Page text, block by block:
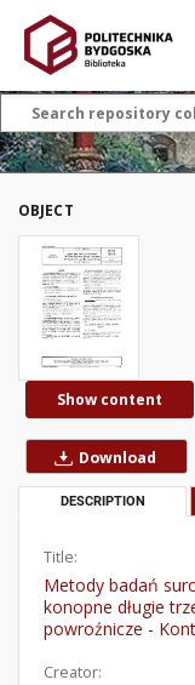
OBJECT
Show content
Download
DESCRIPTION
Title:
Metody badań
konopne długie
powroźnicze -
Creator: